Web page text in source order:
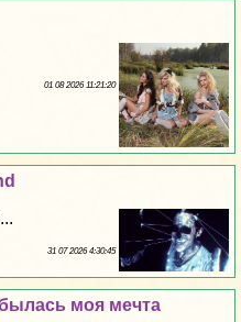
01 08 2026 11:21:20
31 07 2026 4:30:45
моя мечта